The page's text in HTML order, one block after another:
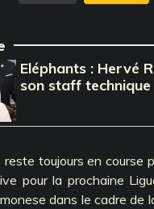
Eléphants : Hervé
son staff technique
reste toujours en course
pour la prochaine
dans le cadre de